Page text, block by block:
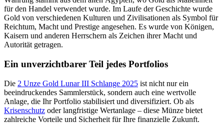
für den Handel verwendet wurde. Im Laufe der Geschichte wurde
Gold von verschiedenen Kulturen und Zivilisationen als Symbol für
Reichtum, Macht und Prestige angesehen. Es wurde von Königen,
Kaisern und anderen Herrschern als Zeichen ihrer Macht und
Autorität getragen.
Ein unverzichtbarer Teil jedes Portfolios
Die 2 Unze Gold Lunar III Schlange 2025 ist nicht nur ein
beeindruckendes Sammlerstück, sondern auch eine wertvolle
Anlage, die Ihr Portfolio stabilisiert und diversifiziert. Ob als
Krisenschutz oder langfristige Wertanlage – diese Münze bietet
zahlreiche Vorteile und Sicherheit für Ihre finanzielle Zukunft.